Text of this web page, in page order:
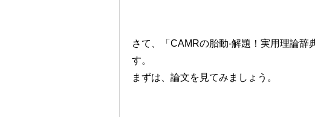
さて、「CAMRの胎動-解題！実用理論
す。
まずは、論文を見てみましょう。